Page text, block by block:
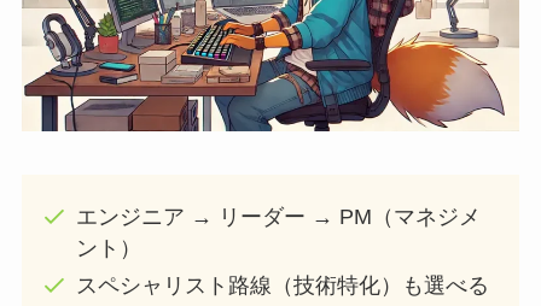
エンジニア → リーダー → PM（マネジメ
ント）
スペシャリスト路線（技術特化）も選べる